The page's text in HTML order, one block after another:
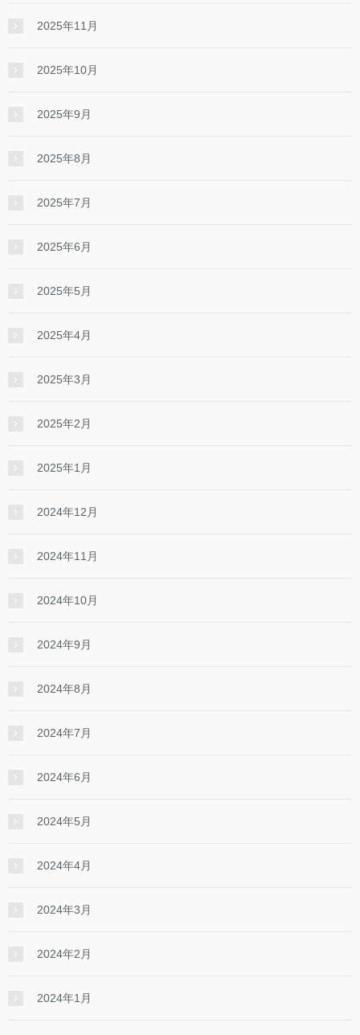
2025年11月
2025年10月
2025年9月
2025年8月
2025年7月
2025年6月
2025年5月
2025年4月
2025年3月
2025年2月
2025年1月
2024年12月
2024年11月
2024年10月
2024年9月
2024年8月
2024年7月
2024年6月
2024年5月
2024年4月
2024年3月
2024年2月
2024年1月